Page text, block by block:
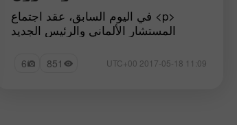
<p> في اليوم السابق، عقد اجتماع
المستشار الألماني والرئيس الجديد
للرسوم
11:09 2017-05-18 UTC+00
851
6